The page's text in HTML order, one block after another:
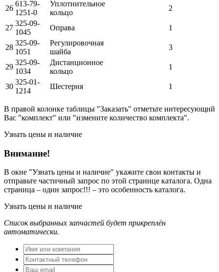
26
613-79-
1251-0
Уплотнительное
кольцо
2
27
325-09-
1045
Оправа 1
28
325-09-
1051
Регулировочная
шайба
3
29
325-09-
1034
Дистанционное
кольцо
1
30
325-01-
1214
Шестерня 1
В правой колонке таблицы "Заказать" отметьте интересующий
Вас "комплект" или "измените количество комплекта".
Узнать цены и наличие
Внимание!
В окне "Узнать цены и наличие" укажите свои контакты и
отправьте частичный запрос по этой странице каталога. Одна
страница – один запрос!!! – это особенность каталога.
Узнать цены и наличие
Список выбранных запчастей будет прикреплён
автоматически.